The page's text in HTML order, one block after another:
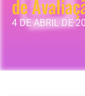
de
4 DE ABRIL DE